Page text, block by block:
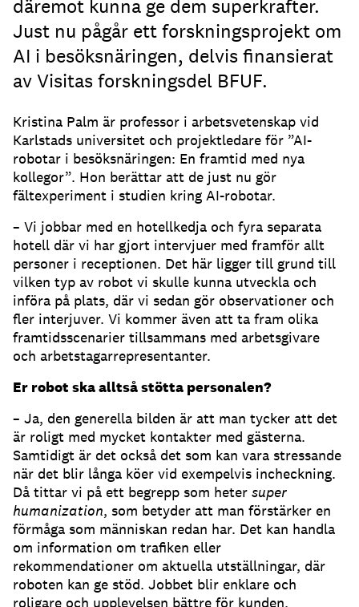
däremot kunna ge dem superkrafter.
Just nu pågår ett forskningsprojekt om
AI i besöksnäringen, delvis finansierat
av Visitas forskningsdel BFUF.
Kristina Palm är professor i arbetsvetenskap vid
Karlstads universitet och projektledare för ”AI-
robotar i besöksnäringen: En framtid med nya
kollegor”. Hon berättar att de just nu gör
fältexperiment i studien kring AI-robotar.
– Vi jobbar med en hotellkedja och fyra separata
hotell där vi har gjort intervjuer med framför allt
personer i receptionen. Det här ligger till grund till
vilken typ av robot vi skulle kunna utveckla och
införa på plats, där vi sedan gör observationer och
fler interjuver. Vi kommer även att ta fram olika
framtidsscenarier tillsammans med arbetsgivare
och arbetstagarrepresentanter.
Er robot ska alltså stötta personalen?
– Ja, den generella bilden är att man tycker att det
är roligt med mycket kontakter med gästerna.
Samtidigt är det också det som kan vara stressande
när det blir långa köer vid exempelvis incheckning.
Då tittar vi på ett begrepp som heter super
humanization, som betyder att man förstärker en
förmåga som människan redan har. Det kan handla
om information om trafiken eller
rekommendationer om aktuella utställningar, där
roboten kan ge stöd. Jobbet blir enklare och
roligare och upplevelsen bättre för kunden.